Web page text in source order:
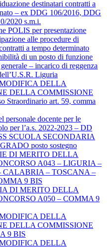
destinatari contratti a
– ex DDG 106/2016, DDG
2020 s.m.i.
POLIS per presentazione
alle procedure di
a tempo determinato
di un posto di funzione
– incarico di reggenza
Liguria
DELLA
DELLA COMMISSIONE
Straordinario art. 59, comma
personale docente per le
per l’a.s. 2022-2023 – DD
SCUOLA SECONDARIA
posto sostegno
DI MERITO DELLA
A043 – LIGURIA –
CALABRIA – TOSCANA –
9 BIS
DI MERITO DELLA
A050 – COMMA 9
DELLA
DELLA COMMISSIONE
9 BIS
DELLA